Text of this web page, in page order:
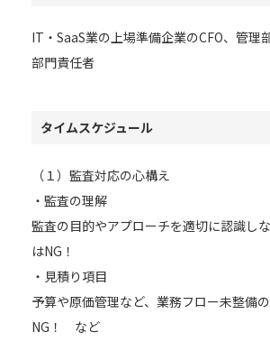
IT・SaaS業の上場準備企業のCFO、管理
部門責任者
タイムスケジュール
（１）監査対応の心構え
・監査の理解
監査の目的やアプローチを適切に認識し
はNG！
・見積り項目
予算や原価管理など、業務フロー未整備
NG！ など